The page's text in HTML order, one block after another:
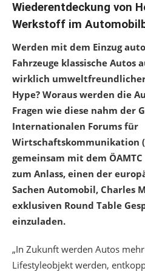
Wiederentdeckung von
Werkstoff im
Werden mit dem Einzug
Fahrzeuge klassische Autos
wirklich
Hype? Woraus werden die
Fragen wie diese nahm der
Internationalen Forums für
Wirtschaftskommunikation
gemeinsam mit dem
zum Anlass, einen der
Sachen Automobil, Charles
exklusiven Round Table
einzuladen.
„In Zukunft werden Autos
Lifestyleobjekt werden,